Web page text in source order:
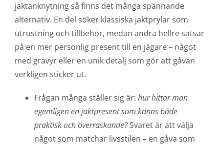
jaktanknytning så finns det många spännande
alternativ. En del söker klassiska jaktprylar som
utrustning och tillbehör, medan andra hellre satsar
på en mer personlig present till en jägare – något
med gravyr eller en unik detalj som gör att gåvan
verkligen sticker ut.
Frågan många ställer sig är: hur hittar man
egentligen en jaktpresent som känns både
praktisk och överraskande?Svaret är att välja
något som matchar livsstilen – en gåva som